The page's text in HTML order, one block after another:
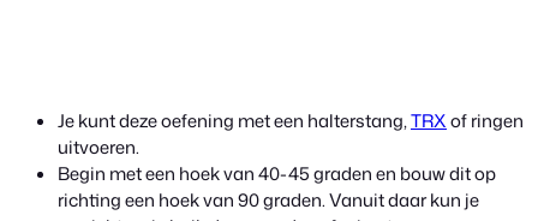
Je kunt deze oefening met een halterstang,TRXof ringen
uitvoeren.
Begin met een hoek van 40-45 graden en bouw dit op
richting een hoek van 90 graden. Vanuit daar kun je